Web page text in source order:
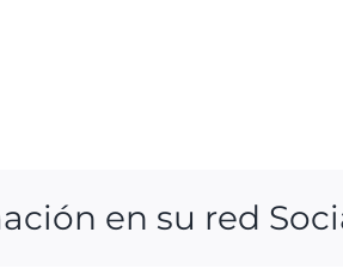
en su red